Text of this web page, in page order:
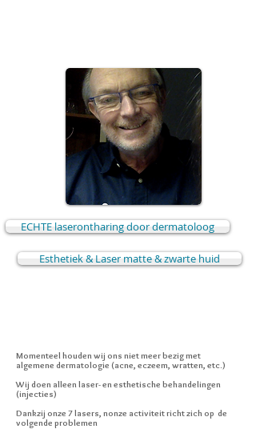
ECHTE laserontharing door dermatoloog
Esthetiek & Laser matte & zwarte huid
Momenteel houden wij ons niet meer bezig met
algemene dermatologie (acne, eczeem, wratten, etc.)
Wij doen alleen laser- en esthetische behandelingen
(injecties)
Dankzij onze 7 lasers, nonze activiteit richt zich op de
volgende problemen